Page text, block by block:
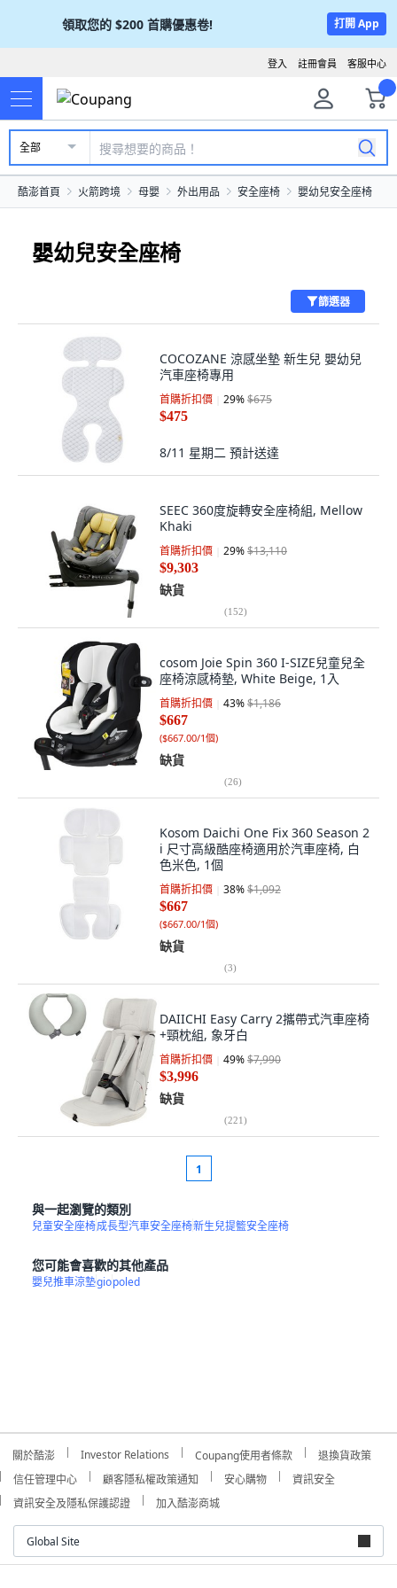
領取您的 $200 首購優惠卷! 打開 App
客服中心
註冊會員
登入
全部
酷澎首頁 火箭跨境 母嬰 外出用品 安全座椅 嬰幼兒安全座椅
嬰幼兒安全座椅
篩選器
COCOZANE 涼感坐墊 新生兒 嬰幼兒
汽車座椅專用
首購折扣價 29%$675
$475
8/11 星期二 預計送達
SEEC 360度旋轉安全座椅組, Mellow
Khaki
首購折扣價 29%$13,110
$9,303
缺貨
(152)
cosom Joie Spin 360 I-SIZE兒童兒全
座椅涼感椅墊, White Beige, 1入
首購折扣價 43%$1,186
$667
($667.00/1個)
缺貨
(26)
Kosom Daichi One Fix 360 Season 2
i 尺寸高級酷座椅適用於汽車座椅, 白
色米色, 1個
首購折扣價 38%$1,092
$667
($667.00/1個)
缺貨
(3)
DAIICHI Easy Carry 2攜帶式汽車座椅
+頸枕組, 象牙白
首購折扣價 49%$7,990
$3,996
缺貨
(221)
1
與一起瀏覽的類別
兒童安全座椅成長型汽車安全座椅新生兒提籃安全座椅
您可能會喜歡的其他產品
嬰兒推車涼墊giopoled
關於酷澎 Investor Relations Coupang使用者條款
退換貨政策
信任管理中心
顧客隱私權政策通知 安心購物
資訊安全
資訊安全及隱私保護認證
加入酷澎商城
Global Site